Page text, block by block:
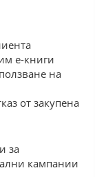
е-книги
на
от закупена
за
кампании